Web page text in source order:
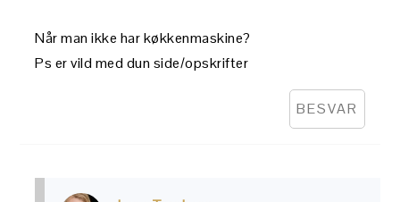
Når man ikke har køkkenmaskine?
Ps er vild med dun side/opskrifter
BESVAR